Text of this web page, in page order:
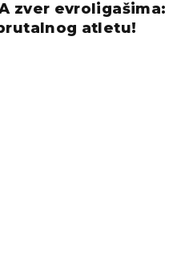
zver evroligašima:
atletu!